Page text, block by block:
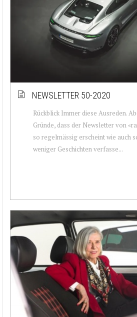
NEWSLETTER 50-2020
Rückblick Immer diese Ausreden.
Gründe, dass der Newsletter von
so regelmässig erscheint wie auch
weniger Geschichten verfasse...